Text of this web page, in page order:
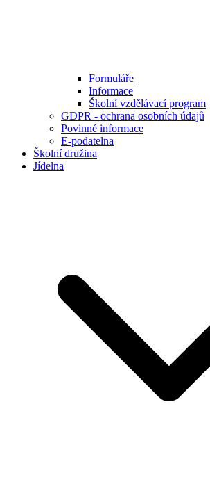
Formuláře
Informace
Školní vzdělávací program
GDPR - ochrana osobních údajů
Povinné informace
E-podatelna
Školní družina
Jídelna